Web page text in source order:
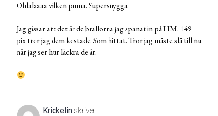
Ohlalaaaa vilken puma. Supersnygga.
Jag gissar att det är de brallorna jag spanat in på HM. 149
pix tror jag dem kostade. Som hittat. Tror jag måste slå till nu
när jag ser hur läckra de är.
Krickelin skriver: